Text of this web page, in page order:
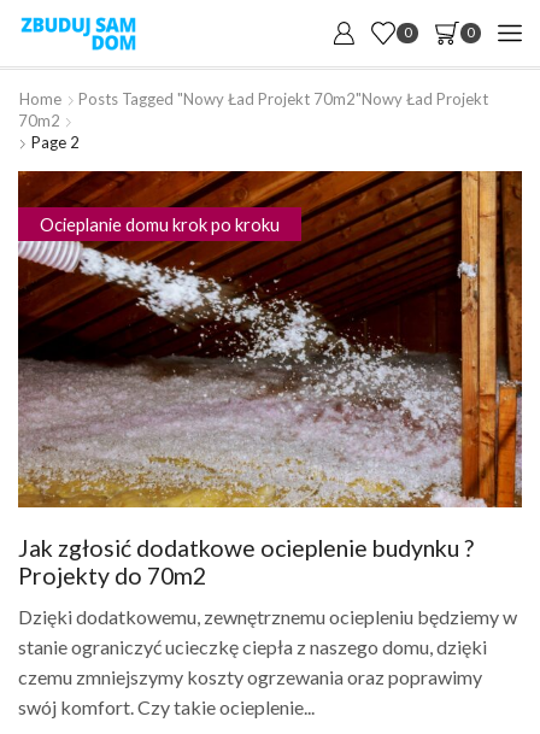
0 0
Home Posts Tagged "nowy Ład Projekt 70m2"Nowy Ład Projekt
70m2
Page 2
Ocieplanie domu krok po kroku
Jak zgłosić dodatkowe ocieplenie budynku ?
Projekty do 70m2
Dzięki dodatkowemu, zewnętrznemu ociepleniu będziemy w
stanie ograniczyć ucieczkę ciepła z naszego domu, dzięki
czemu zmniejszymy koszty ogrzewania oraz poprawimy
swój komfort. Czy takie ocieplenie...